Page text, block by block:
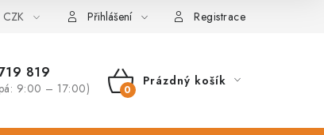
údajů Zásady použivání souboru cookies
CZK Přihlášení Registrace
819
9:00 – 17:00)
NÁKUPNÍ
Prázdný košík